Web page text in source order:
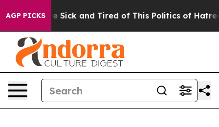
AGP PICKS
Are Sick and Tired of This Politics of Hatred”